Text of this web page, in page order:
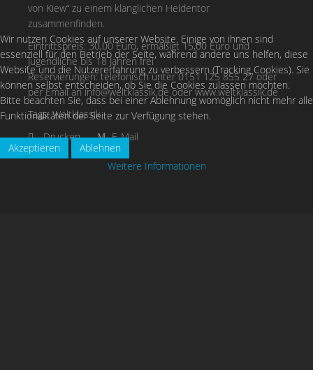
von Kiew“ zu einem klanglichen Heldentor
zusammenfinden.
Eintrittspreis: 30,00 Euro, ermäßigt 15,00 Euro und
Jugendliche bis 18 Jahren frei
Reservierungen: telefonisch unter 0151 125 855 27 oder
per Email aninfo@weltklassik.de oder www.weltklassik.de
Tags:Weltklassik
Drucken
E-Mail
Wir nutzen Cookies auf unserer Website. Einige von ihnen sind
essenziell für den Betrieb der Seite, während andere uns helfen, diese
Website und die Nutzererfahrung zu verbessern (Tracking Cookies). Sie
können selbst entscheiden, ob Sie die Cookies zulassen möchten.
Bitte beachten Sie, dass bei einer Ablehnung womöglich nicht mehr alle
Funktionalitäten der Seite zur Verfügung stehen.
Akzeptieren
Ablehnen
Weitere Informationen